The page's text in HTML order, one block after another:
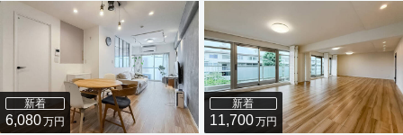
新着
6,080万円
新着
11,700万円